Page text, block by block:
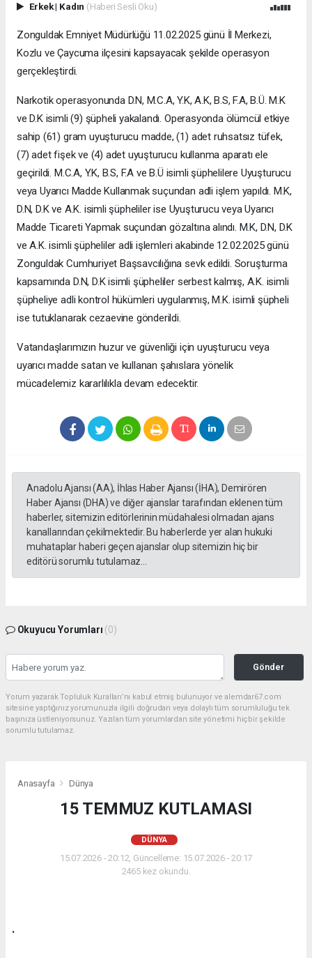
Erkek| Kadın (Haberi Sesli Oku)
Zonguldak Emniyet Müdürlüğü 11.02.2025 günü İl Merkezi,
Kozlu ve Çaycuma ilçesini kapsayacak şekilde operasyon
gerçekleştirdi.
Narkotik operasyonunda D.N, M.C.A, Y.K, A.K, B.S, F.A, B.Ü. M.K
ve D.K isimli (9) şüpheli yakalandı. Operasyonda ölümcül etkiye
sahip (61) gram uyuşturucu madde, (1) adet ruhsatsız tüfek,
(7) adet fişek ve (4) adet uyuşturucu kullanma aparatı ele
geçirildi. M.C.A, Y.K, B.S, F.A ve B.Ü isimli şüphelilere Uyuşturucu
veya Uyarıcı Madde Kullanmak suçundan adli işlem yapıldı. M.K,
D.N, D.K ve A.K. isimli şüpheliler ise Uyuşturucu veya Uyarıcı
Madde Ticareti Yapmak suçundan gözaltına alındı. M.K, D.N, D.K
ve A.K. isimli şüpheliler adli işlemleri akabinde 12.02.2025 günü
Zonguldak Cumhuriyet Başsavcılığına sevk edildi. Soruşturma
kapsamında D.N, D.K isimli şüpheliler serbest kalmış, A.K. isimli
şüpheliye adli kontrol hükümleri uygulanmış, M.K. isimli şüpheli
ise tutuklanarak cezaevine gönderildi.
Vatandaşlarımızın huzur ve güvenliği için uyuşturucu veya
uyarıcı madde satan ve kullanan şahıslara yönelik
mücadelemiz kararlılıkla devam edecektir.
Anadolu Ajansı (AA), İhlas Haber Ajansı (İHA), Demirören
Haber Ajansı (DHA) ve diğer ajanslar tarafından eklenen tüm
haberler, sitemizin editörlerinin müdahalesi olmadan ajans
kanallarından çekilmektedir. Bu haberlerde yer alan hukuki
muhataplar haberi geçen ajanslar olup sitemizin hiç bir
editörü sorumlu tutulamaz...
Okuyucu Yorumları (0)
Gönder
Yorum yazarak Topluluk Kuralları’nı kabul etmiş bulunuyor ve alemdar67.com
sitesine yaptığınız yorumunuzla ilgili doğrudan veya dolaylı tüm sorumluluğu tek
başınıza üstleniyorsunuz. Yazılan tüm yorumlardan site yönetimi hiçbir şekilde
sorumlu tutulamaz.
Anasayfa Dünya
15 TEMMUZ KUTLAMASI
DÜNYA
15.07.2026 - 20:12, Güncelleme: 15.07.2026 - 20:17
2465 kez okundu.
.